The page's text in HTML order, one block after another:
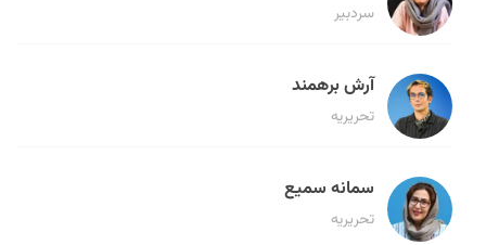
سردبیر
آرش برهمند
تحریریه
سمانه سمیع
تحریریه